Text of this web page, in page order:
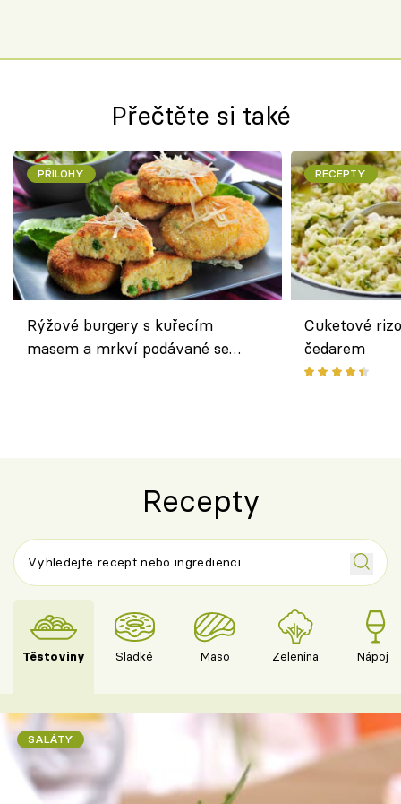
Přečtěte si také
PŘÍLOHY
Rýžové burgery s kuřecím
masem a mrkví podávané se
RECEPTY
Cuketové
čedarem
Recepty
Těstoviny Sladké Maso Zelenina Nápoje
SALÁTY